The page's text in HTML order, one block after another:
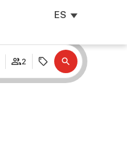
ES
2